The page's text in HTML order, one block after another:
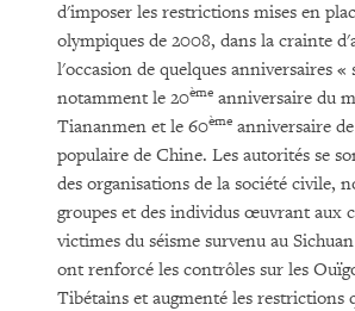
TÉLÉCHARGER
d'imposer les restrictions mises en
olympiques de 2008, dans la crainte
l'occasion de quelques anniversaires «
notamment le 20ème anniversaire du
Tiananmen et le 60ème anniversaire
populaire de Chine. Les autorités se
des organisations de la société civile,
groupes et des individus œuvrant aux
victimes du séisme survenu au
ont renforcé les contrôles sur les
Tibétains et augmenté les restrictions